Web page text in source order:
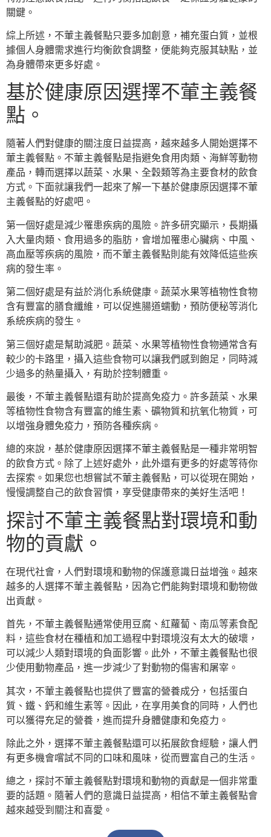
關鍵。
綜上所述，不葷主義餐點只要多加創意，補充蛋白質，並根
據個人身體需求進行均衡飲食調整，便能夠克服其缺點，並
為身體帶來更多好處。
基於健康原因選擇不葷主義餐
點。
隨著人們對健康的關注度日益提高，越來越多人開始選擇不
葷主義餐點。不葷主義餐點是指避免食用肉類、海鮮等動物
產品，轉而選擇以蔬菜、水果、全穀類等為主要食材的飲食
方式。下面就讓我們一起來了解一下基於健康原因選擇不葷
主義餐點的好處吧。
第一個好處是減少罹患疾病的風險。許多研究顯示，長期攝
入大量肉類、食用過多的脂肪，會增加罹患心臟病、中風、
高血壓等疾病的風險，而不葷主義餐點則能有效降低這些疾
病的發生率。
第二個好處是有益於消化系統健康。蔬菜水果等植物性食物
含有豐富的膳食纖維，可以促進腸道蠕動，預防便秘等消化
系統疾病的發生。
第三個好處是幫助減肥。蔬菜、水果等植物性食物通常含有
較少的卡路里，攝入這些食物可以讓我們感到飽足，同時減
少過多的熱量攝入，有助於控制體重。
最後，不葷主義餐點還有助於提高免疫力。許多蔬菜、水果
等植物性食物含有豐富的維生素、礦物質和抗氧化物質，可
以增強身體免疫力，預防各種疾病。
總的來說，基於健康原因選擇不葷主義餐點是一種非常明智
的飲食方式。除了上述好處外，此外還有更多的好處等待你
去探索。如果您也想嘗試不葷主義餐點，可以從現在開始，
慢慢調整自己的飲食習慣，享受健康帶來的美好生活吧！
探討不葷主義餐點對環境和動
物的貢獻。
在現代社會，人們對環境和動物的保護意識日益增強。越來
越多的人選擇不葷主義餐點，因為它們能夠對環境和動物做
出貢獻。
首先，不葷主義餐點通常使用豆腐、紅蘿蔔、南瓜等素食配
料，這些食材在種植和加工過程中對環境沒有太大的破壞，
可以減少人類對環境的負面影響。此外，不葷主義餐點也很
少使用動物產品，進一步減少了對動物的傷害和屠宰。
其次，不葷主義餐點也提供了豐富的營養成分，包括蛋白
質、鐵、鈣和維生素等。因此，在享用美食的同時，人們也
可以獲得充足的營養，進而提升身體健康和免疫力。
除此之外，選擇不葷主義餐點還可以拓展飲食經驗，讓人們
有更多機會嚐試不同的口味和風味，從而豐富自己的生活。
總之，探討不葷主義餐點對環境和動物的貢獻是一個非常重
要的話題。隨著人們的意識日益提高，相信不葷主義餐點會
越來越受到關注和喜愛。